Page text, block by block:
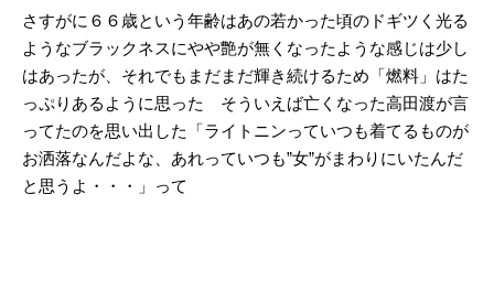
さすがに６６歳という年齢はあの若かった頃のドギツく光る
ようなブラックネスにやや艶が無くなったような感じは少し
はあったが、それでもまだまだ輝き続けるため「燃料」はた
っぷりあるように思った そういえば亡くなった高田渡が言
ってたのを思い出した「ライトニンっていつも着てるものが
お洒落なんだよな、あれっていつも”女”がまわりにいたんだ
と思うよ・・・」って